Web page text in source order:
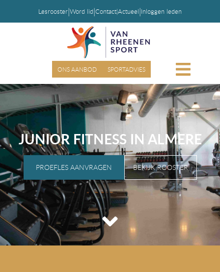
Lesrooster|Word lid|Contact|Actueel|Inloggen leden
ONS AANBOD SPORTADVIES
JUNIOR FITNESS IN ALMERE
PROEFLES AANVRAGEN BEKIJK ROOSTER